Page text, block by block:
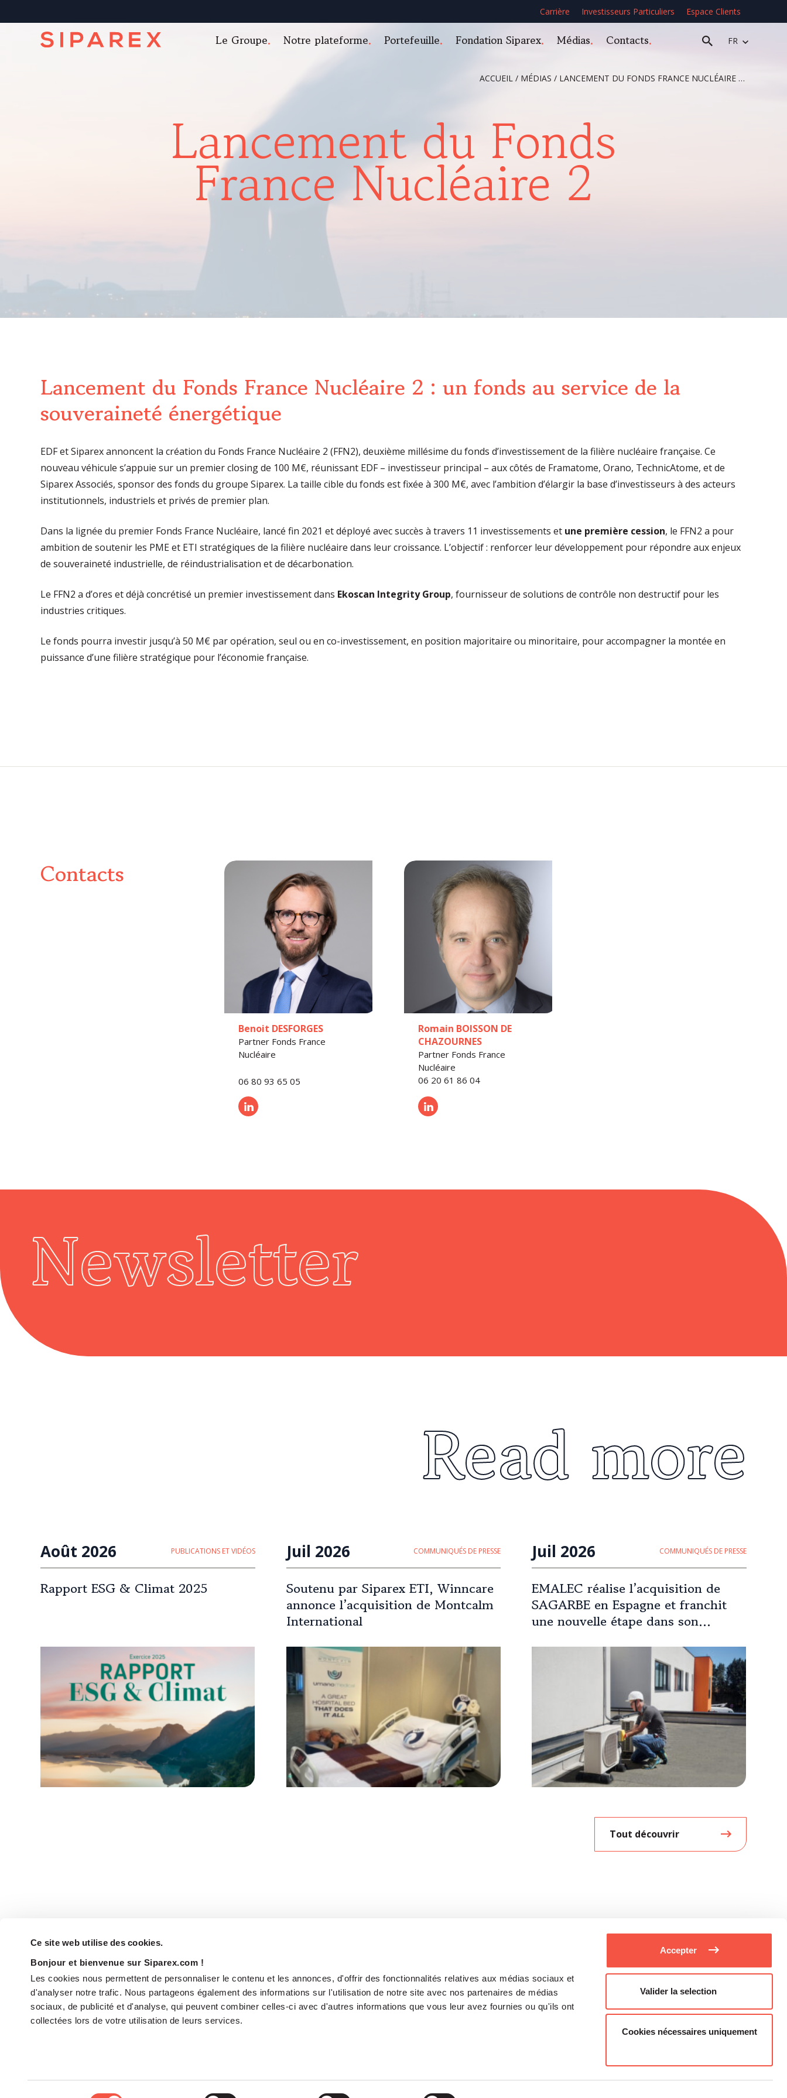
Ce site web utilise des cookies.
Bonjour et bienvenue sur Siparex.com !
Les cookies nous permettent de personnaliser le contenu et les annonces, d'offrir des fonctionnalités relatives aux médias sociaux et
d'analyser notre trafic. Nous partageons également des informations sur l'utilisation de notre site avec nos partenaires de médias
sociaux, de publicité et d'analyse, qui peuvent combiner celles-ci avec d'autres informations que vous leur avez fournies ou qu'ils ont
collectées lors de votre utilisation de leurs services.
Accepter
Valider la selection
Cookies nécessaires uniquement
Carrière Investisseurs Particuliers Espace Clients
Le Groupe Notre plateforme Portefeuille Fondation Siparex Médias Contacts FR
ACCUEIL / MÉDIAS / LANCEMENT DU FONDS FRANCE NUCLÉAIRE 2 : UN FONDS AU SERVICE DE LA SOUVERAINETÉ ÉNERGÉTIQUE
Lancement du Fonds
France Nucléaire 2
Lancement du Fonds France Nucléaire 2 : un fonds au service de la
souveraineté énergétique
EDF et Siparex annoncent la création du Fonds France Nucléaire 2 (FFN2), deuxième millésime du fonds d’investissement de la filière nucléaire française. Ce
nouveau véhicule s’appuie sur un premier closing de 100 M€, réunissant EDF – investisseur principal – aux côtés de Framatome, Orano, TechnicAtome, et de
Siparex Associés, sponsor des fonds du groupe Siparex. La taille cible du fonds est fixée à 300 M€, avec l’ambition d’élargir la base d’investisseurs à des acteurs
institutionnels, industriels et privés de premier plan.
Dans la lignée du premier Fonds France Nucléaire, lancé fin 2021 et déployé avec succès à travers 11 investissements et une première cession, le FFN2 a pour
ambition de soutenir les PME et ETI stratégiques de la filière nucléaire dans leur croissance. L’objectif : renforcer leur développement pour répondre aux enjeux
de souveraineté industrielle, de réindustrialisation et de décarbonation.
Le FFN2 a d’ores et déjà concrétisé un premier investissement dans Ekoscan Integrity Group, fournisseur de solutions de contrôle non destructif pour les
industries critiques.
Le fonds pourra investir jusqu’à 50 M€ par opération, seul ou en co-investissement, en position majoritaire ou minoritaire, pour accompagner la montée en
puissance d’une filière stratégique pour l’économie française.
Contacts
Benoit DESFORGES
Partner Fonds France
Nucléaire
06 80 93 65 05
Romain BOISSON DE
CHAZOURNES
Partner Fonds France
Nucléaire
06 20 61 86 04
Newsletter
Read more
Août 2026 PUBLICATIONS ET VIDÉOS
Rapport ESG & Climat 2025
Juil 2026 COMMUNIQUÉS DE PRESSE
Soutenu par Siparex ETI, Winncare
annonce l’acquisition de Montcalm
International
Juil 2026 COMMUNIQUÉS DE PRESSE
EMALEC réalise l’acquisition de
SAGARBE en Espagne et franchit
une nouvelle étape dans son
Tout découvrir
Le groupe Notre Plateforme Participations